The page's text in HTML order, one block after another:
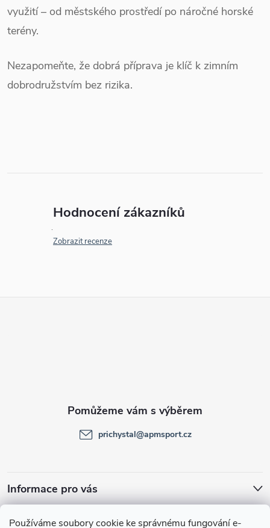
Používáme soubory cookie ke správnému fungování e-
využití – od městského prostředí po náročné horské
terény.
Nezapomeňte, že dobrá příprava je klíč k zimním
dobrodružstvím bez rizika.
Hodnocení zákazníků
Zobrazit recenze
Informace pro vás
prichystal@apmsport.cz
Facebook